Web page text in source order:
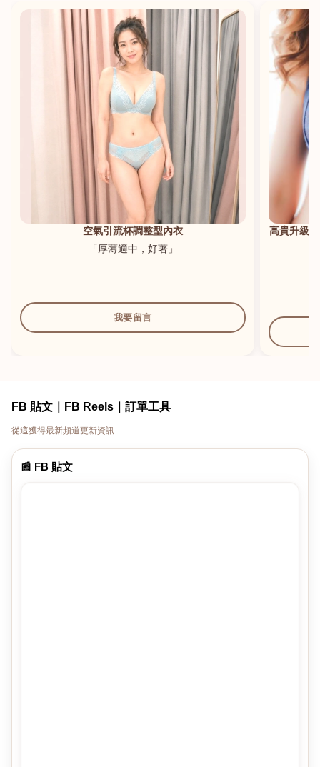
空氣引流杯調整型內衣
「厚薄適中，好著」
我要留言
高貴升級
FB 貼文｜FB Reels｜訂單工具
從這獲得最新頻道更新資訊
📰 FB 貼文
港澳中文
English